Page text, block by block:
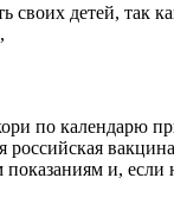
своих детей,
по календарю
российская
и, если